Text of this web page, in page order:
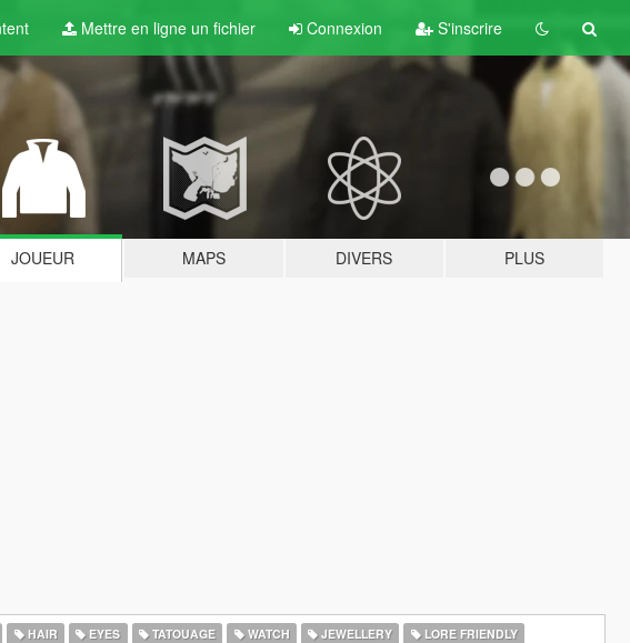
Mettre en ligne un fichier Connexion S'inscrire
JOUEUR MAPS DIVERS PLUS
HAIR EYES TATOUAGE WATCH JEWELLERY LORE FRIENDLY